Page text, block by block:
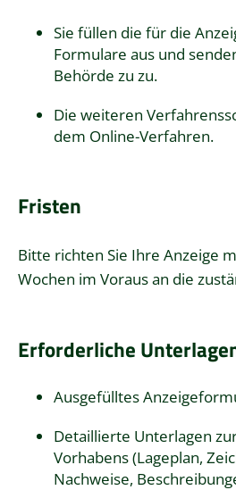
Sie füllen die für die
Formulare aus und
Behörde zu zu.
Die weiteren
dem Online-Verfahren.
Fristen
Bitte richten Sie Ihre Anzeige
Wochen im Voraus an die
Erforderliche
Ausgefülltes
Detaillierte Unterlagen
Vorhabens (Lageplan,
Nachweise,